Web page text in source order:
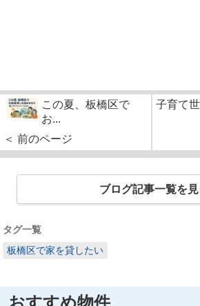
この夏、板橋区で
お...
＜ 前のページ
子育て
ブログ記事一覧を見
タグ一覧
板橋区で家を貸したい
おすすめ物件